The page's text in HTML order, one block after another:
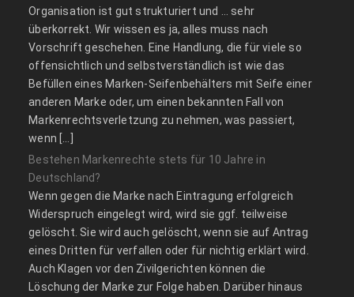
Organisation ist gut strukturiert und … sehr
überkorrekt. Wir wissen es ja, alles muss nach
Vorschrift geschehen. Eine Handlung, die für viele so
offensichtlich und selbstverständlich ist wie das
Befüllen eines Marken-Seifenbehälters mit Seife einer
anderen Marke oder, um einen bekannten Fall von
Markenrechtsverletzung zu nehmen, was passiert,
wenn […]
Bestehen Markenrechte stets für 10 Jahre in
Deutschland?
Wenn gegen die Marke nach Eintragung erfolgreich
Widerspruch eingelegt wird, wird sie ggf. teilweise
gelöscht. Sie wird auch gelöscht, wenn sie auf Antrag
eines Dritten für verfallen oder für nichtig erklärt wird.
Auch Klagen vor den Zivilgerichten können die
Löschung der Marke zur Folge haben. Darüber hinaus